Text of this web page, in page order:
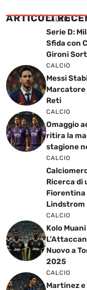
ARTICOLICALCIO
Serie D:
Sfida con
Gironi
CALCIO
Messi
Marcatore
Reti
CALCIO
Omaggio
ritira la
stagione
CALCIO
Ricerca di
Fiorentina
Lindstrom
CALCIO
Kolo
Nuovo a
2025
CALCIO
Martinez e